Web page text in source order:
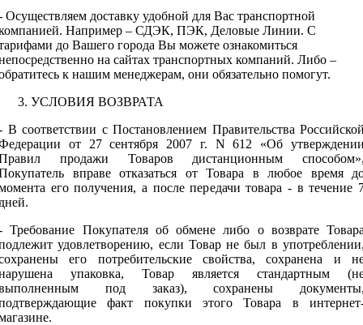
Осуществляем доставку удобной для Вас транспортной
Например – СДЭК, ПЭК, Деловые Линии. С
до Вашего города Вы можете ознакомиться
на сайтах транспортных компаний. Либо –
к нашим менеджерам, они обязательно помогут.
УСЛОВИЯ ВОЗВРАТА
В соответствии с Постановлением Правительства
от 27 сентября 2007 г. N 612 «Об
продажи Товаров дистанционным
вправе отказаться от Товара в любое время
его получения, а после передачи товара - в течение
Требование Покупателя об обмене либо о возврате
удовлетворению, если Товар не был в
его потребительские свойства, сохранена и
упаковка, Товар является стандартным
под заказ), сохранены
факт покупки этого Товара в